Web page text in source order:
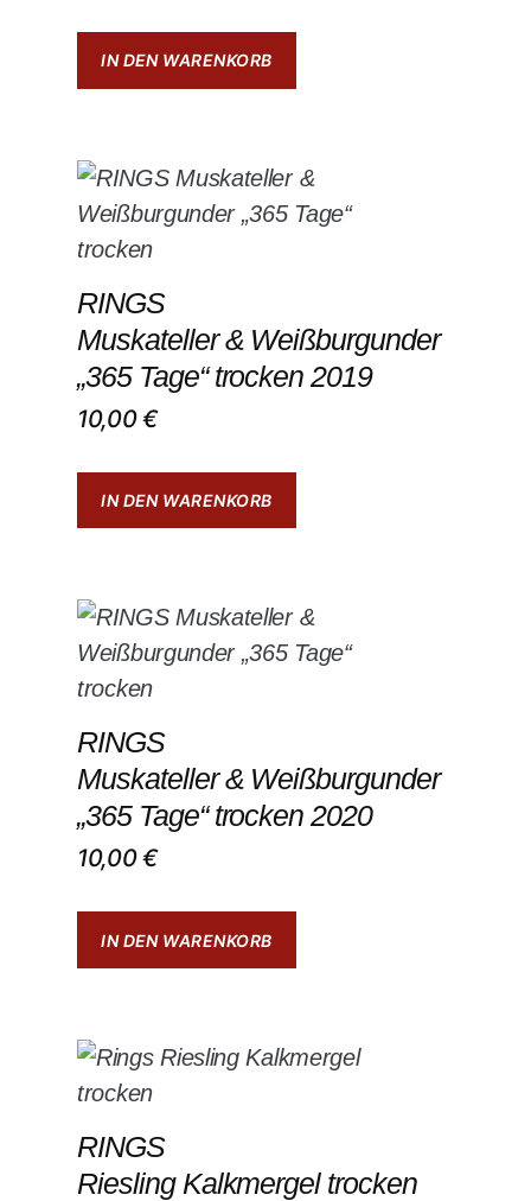
IN DEN WARENKORB
RINGS
Muskateller & Weißburgunder
„365 Tage“ trocken 2019
10,00€
IN DEN WARENKORB
RINGS
Muskateller & Weißburgunder
„365 Tage“ trocken 2020
10,00€
IN DEN WARENKORB
RINGS
Riesling Kalkmergel trocken